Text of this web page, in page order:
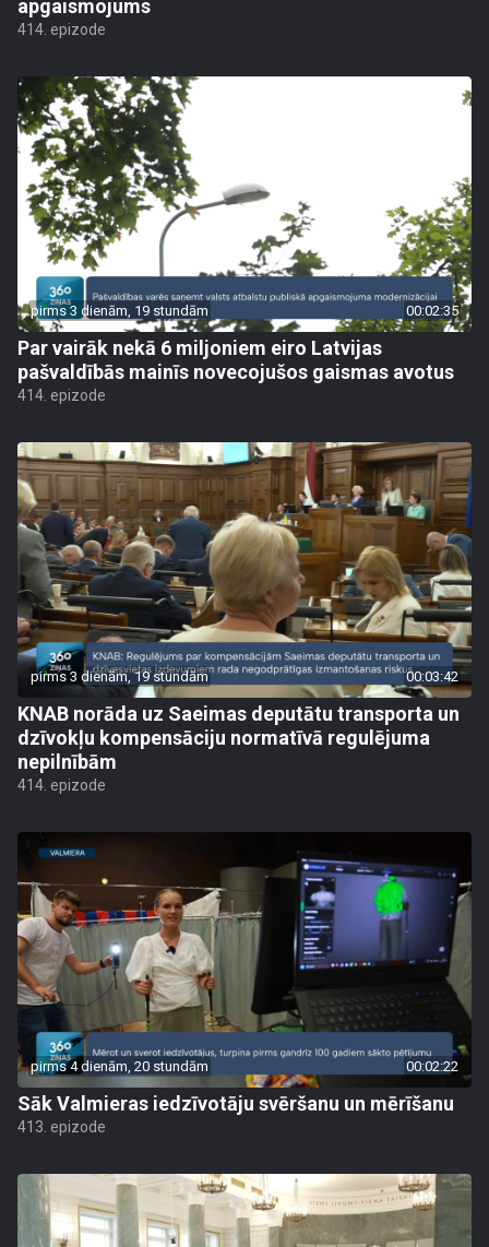
apgaismojums
414. epizode
pirms 3 dienām, 19 stundām 00:02:35
Par vairāk nekā 6 miljoniem eiro Latvijas
pašvaldībās mainīs novecojušos gaismas avotus
414. epizode
pirms 3 dienām, 19 stundām 00:03:42
KNAB norāda uz Saeimas deputātu transporta un
dzīvokļu kompensāciju normatīvā regulējuma
nepilnībām
414. epizode
pirms 4 dienām, 20 stundām 00:02:22
Sāk Valmieras iedzīvotāju svēršanu un mērīšanu
413. epizode